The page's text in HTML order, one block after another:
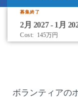
Apply
to
this
募集終了
2月 2027 - 1月
Cost: 145万円
ボランティアの